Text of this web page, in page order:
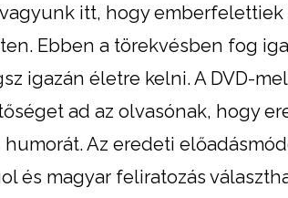
itt, hogy
Ebben a törekvésben fog
igazán életre kelni. A DVD-
ad az olvasónak, hogy
Az eredeti
és magyar feliratozás